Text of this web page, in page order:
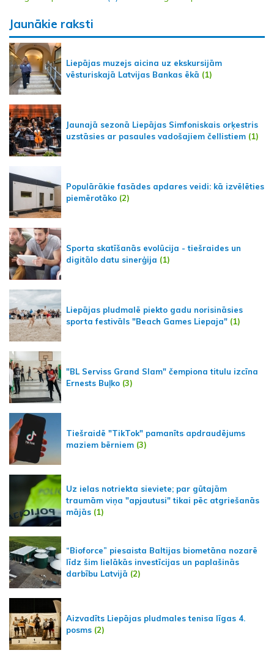
Jaunākie raksti
Liepājas muzejs aicina uz ekskursijām
vēsturiskajā Latvijas Bankas ēkā (1)
Jaunajā sezonā Liepājas Simfoniskais orķestris
uzstāsies ar pasaules vadošajiem čellistiem (1)
Populārākie fasādes apdares veidi: kā izvēlēties
piemērotāko (2)
Sporta skatīšanās evolūcija - tiešraides un
digitālo datu sinerģija (1)
Liepājas pludmalē piekto gadu norisināsies
sporta festivāls "Beach Games Liepaja" (1)
"BL Serviss Grand Slam" čempiona titulu izcīna
Ernests Buļko (3)
Tiešraidē "TikTok" pamanīts apdraudējums
maziem bērniem (3)
Uz ielas notriekta sieviete; par gūtajām
traumām viņa "apjautusi" tikai pēc atgriešanās
mājās (1)
“Bioforce” piesaista Baltijas biometāna nozarē
līdz šim lielākās investīcijas un paplašinās
darbību Latvijā (2)
Aizvadīts Liepājas pludmales tenisa līgas 4.
posms (2)